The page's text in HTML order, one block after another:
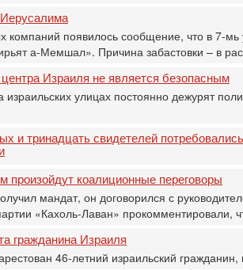
появилось сообщение, что в 7-мь
а-Мемшал». Причина забастовки – в
центра Израиля не является безопасным
улицах постоянно дежурят
и тринадцать свидетелей
произойдут коалиционные переговоры
мандат, он договорился с
«Кахоль-Лаван» прокомментировали,
гражданина Израиля
46-летний израильский